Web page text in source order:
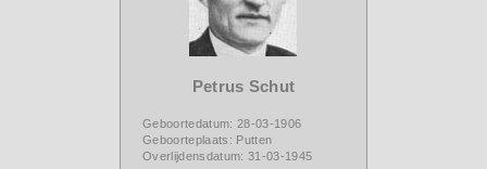
Petrus Schut
Geboortedatum: 28-03-1906
Geboorteplaats: Putten
Overlijdensdatum: 31-03-1945